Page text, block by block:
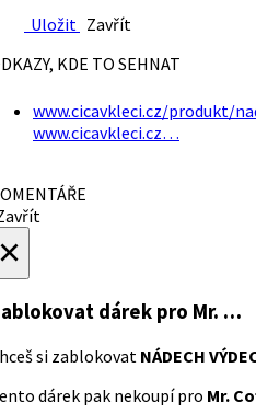
Uložit Zavřít
KDE TO SEHNAT
www.cicavkleci.cz/produkt/
www.cicavkleci.cz…
dárek pro Mr. …
si zablokovat NÁDECH
dárek pak nekoupí pro Mr.